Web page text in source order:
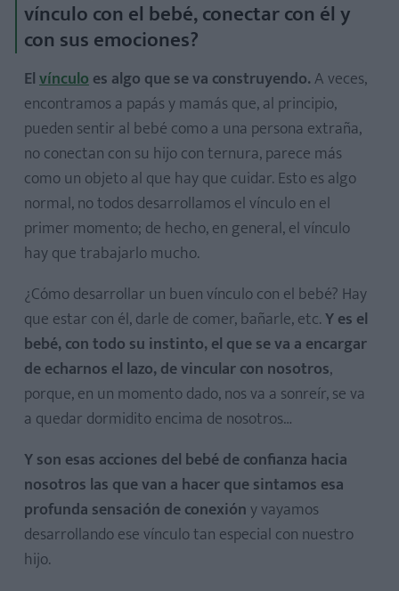
vínculo con el bebé, conectar con él y
con sus emociones?
Elvínculoes algo que se va construyendo.A veces,
encontramos a papás y mamás que, al principio,
pueden sentir al bebé como a una persona extraña,
no conectan con su hijo con ternura, parece más
como un objeto al que hay que cuidar. Esto es algo
normal, no todos desarrollamos el vínculo en el
primer momento; de hecho, en general, el vínculo
hay que trabajarlo mucho.
¿Cómo desarrollar un buen vínculo con el bebé? Hay
que estar con él, darle de comer, bañarle, etc.Y es el
bebé, con todo su instinto, el que se va a encargar
de echarnos el lazo, de vincular con nosotros,
porque, en un momento dado, nos va a sonreír, se va
a quedar dormidito encima de nosotros…
Y son esas acciones del bebé de confianza hacia
nosotros las que van a hacer que sintamos esa
profunda sensación de conexióny vayamos
desarrollando ese vínculo tan especial con nuestro
hijo.